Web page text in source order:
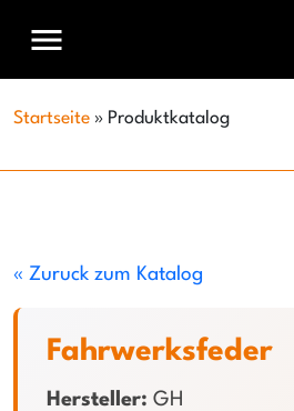
menu
Startseite » Produktkatalog
« Zuruck zum Katalog
Fahrwerksfeder
Hersteller: GH